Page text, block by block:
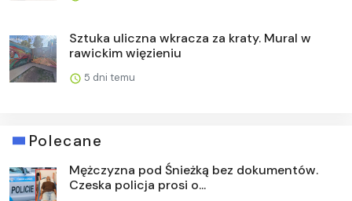
Sztuka uliczna wkracza za kraty. Mural w
rawickim więzieniu
5 dni temu
Polecane
Mężczyzna pod Śnieżką bez dokumentów.
Czeska policja prosi o...